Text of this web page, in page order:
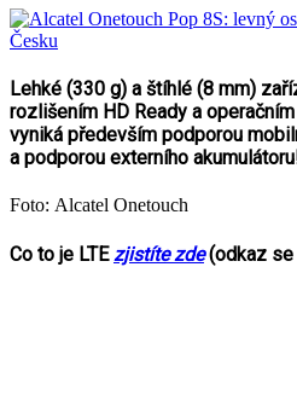
Lehké (330 g) a štíhlé (8 mm)
rozlišením HD Ready a
vyniká především podporou
a podporou externího
Foto: Alcatel Onetouch
Co to je LTE zjistíte zde(odkaz se